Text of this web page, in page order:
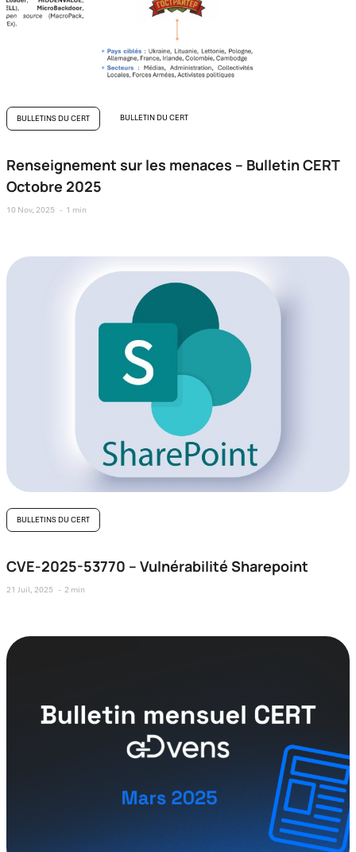
BULLETINS DU CERT BULLETIN DU CERT
Renseignement sur les menaces – Bulletin CERT
Octobre 2025
10 Nov, 2025 1 min
BULLETINS DU CERT
CVE-2025-53770 – Vulnérabilité Sharepoint
21 Juil, 2025 2 min